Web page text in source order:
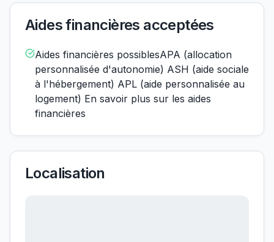
Aides financières acceptées
Aides financières possiblesAPA (allocation
personnalisée d'autonomie) ASH (aide sociale
à l'hébergement) APL (aide personnalisée au
logement) En savoir plus sur les aides
financières
Localisation